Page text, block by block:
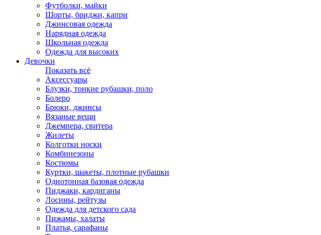
Футболки, майки
Шорты, бриджи, капри
Джинсовая одежда
Нарядная одежда
Школьная одежда
Одежда для высоких
Девочки
Показать всё
Аксессуары
Блузки, тонкие рубашки, поло
Болеро
Брюки, джинсы
Вязаные вещи
Джемпера, свитера
Жилеты
Колготки носки
Комбинезоны
Костюмы
Куртки, шакеты, плотные рубашки
Однотонная базовая одежда
Пиджаки, кардиганы
Лосины, рейтузы
Одежда для детского сада
Пижамы, халаты
Платья, сарафаны